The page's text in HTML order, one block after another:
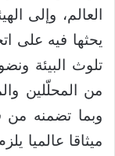
العالم، وإلى
يحثها فيه على
تلوث البيئة
من المحلّلين
وبما تضمنه من
ميثاقا عالميا